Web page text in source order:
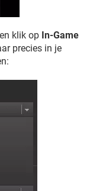
en klik op In-Game
precies in je